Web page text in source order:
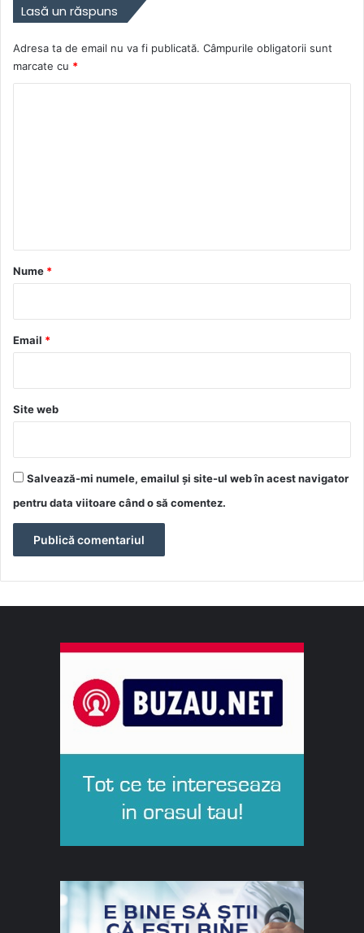
Lasă un răspuns
Adresa ta de email nu va fi publicată. Câmpurile obligatorii sunt
marcate cu *
r
*
Nume *
Email *
Site web
Salvează-mi numele, emailul și site-ul web în acest navigator
pentru data viitoare când o să comentez.